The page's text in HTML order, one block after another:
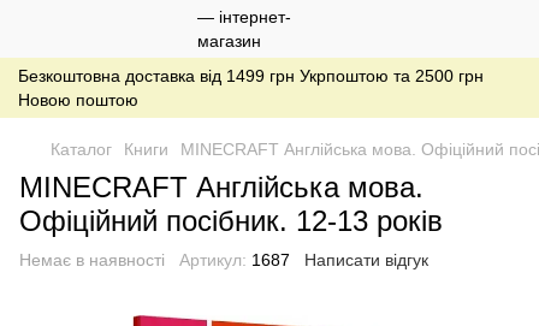
Безкоштовна доставка від 1499 грн Укрпоштою та 2500 грн
Новою поштою
Каталог Книги MINECRAFT Англійська мова. Офіційний
MINECRAFT Англійська мова.
Офіційний посібник. 12-13 років
Немає в наявності Артикул: 1687 Написати відгук